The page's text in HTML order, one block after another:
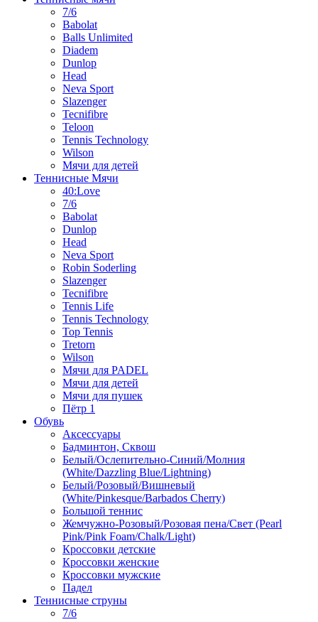
7/6
Babolat
Balls Unlimited
Diadem
Dunlop
Head
Neva Sport
Slazenger
Tecnifibre
Teloon
Tennis Technology
Wilson
Мячи для детей
Теннисные Мячи
40:Love
7/6
Babolat
Dunlop
Head
Neva Sport
Robin Soderling
Slazenger
Tecnifibre
Tennis Life
Tennis Technology
Top Tennis
Tretorn
Wilson
Мячи для PADEL
Мячи для детей
Мячи для пушек
Пётр 1
Обувь
Аксессуары
Бадминтон, Сквош
Белый/Ослепительно-Синий/Молния
(White/Dazzling Blue/Lightning)
Белый/Розовый/Вишневый
(White/Pinkesque/Barbados Cherry)
Большой теннис
Жемчужно-Розовый/Розовая пена/Свет (Pearl
Pink/Pink Foam/Chalk/Light)
Кроссовки детские
Кроссовки женские
Кроссовки мужские
Падел
Теннисные струны
7/6